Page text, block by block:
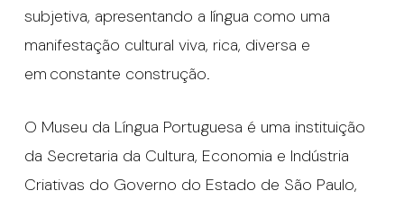
subjetiva, apresentando a língua como uma
manifestação cultural viva, rica, diversa e
em constante construção.
O Museu da Língua Portuguesa é uma instituição
da Secretaria da Cultura, Economia e Indústria
Criativas do Governo do Estado de São Paulo,